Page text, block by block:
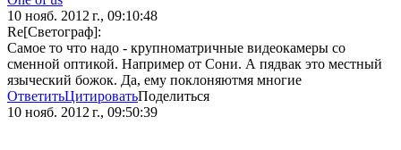
10 нояб. 2012 г., 09:10:48
Re[Светограф]:
Самое то что надо - крупноматричные видеокамеры со
сменной оптикой. Например от Сони. А пядвак это местный
языческий божок. Да, ему поклоняютмя многие
ОтветитьЦитироватьПоделиться
10 нояб. 2012 г., 09:50:39